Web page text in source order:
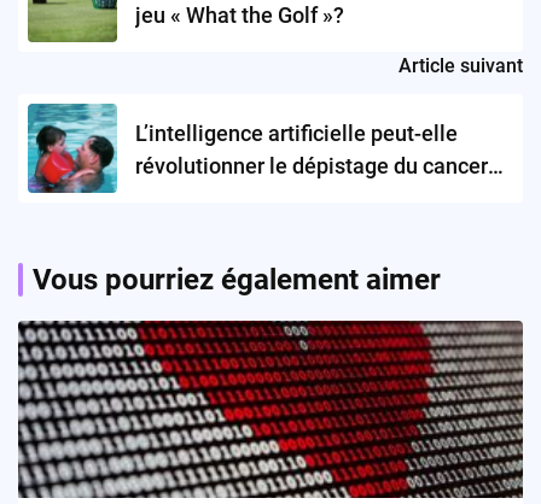
jeu « What the Golf »?
Article suivant
L’intelligence artificielle peut-elle
révolutionner le dépistage du cancer
Vous pourriez également aimer